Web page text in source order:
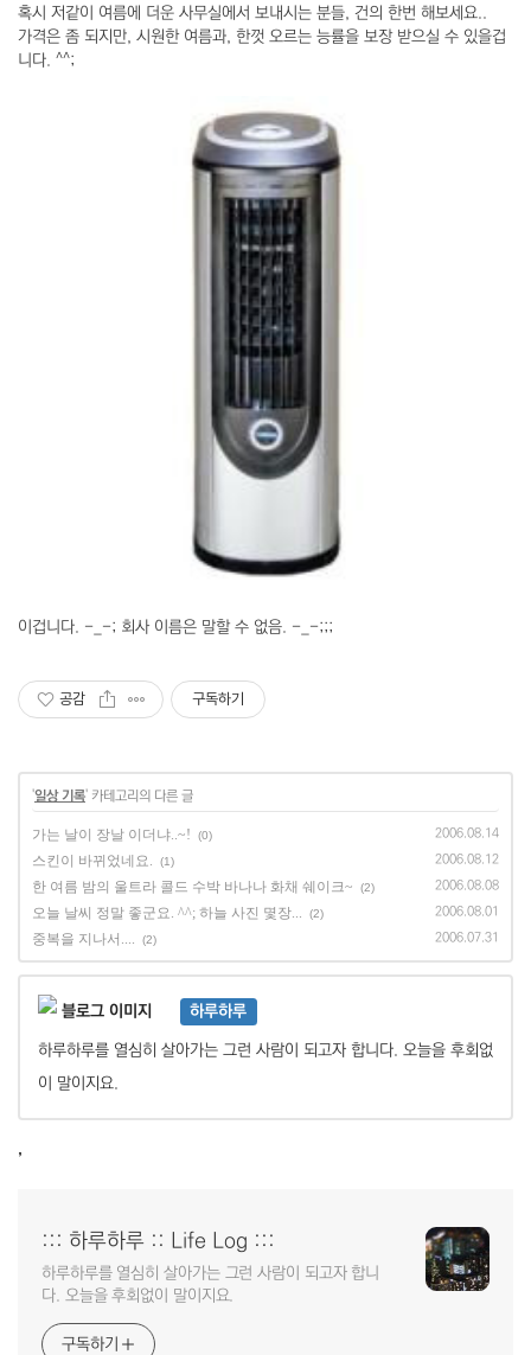
혹시 저같이 여름에 더운 사무실에서 보내시는 분들, 건의 한번 해보세요..
가격은 좀 되지만, 시원한 여름과, 한껏 오르는 능률을 보장 받으실 수 있을겁
니다. ^^;
이겁니다. -_-; 회사 이름은 말할 수 없음. -_-;;;
공감 구독하기
'일상 기록' 카테고리의 다른 글
가는 날이 장날 이더냐..~! (0) 2006.08.14
스킨이 바뀌었네요. (1) 2006.08.12
한 여름 밤의 울트라 콜드 수박 바나나 화채 쉐이크~ (2) 2006.08.08
오늘 날씨 정말 좋군요. ^^; 하늘 사진 몇장... (2) 2006.08.01
중복을 지나서.... (2) 2006.07.31
하루하루
하루하루를 열심히 살아가는 그런 사람이 되고자 합니다. 오늘을 후회없
이 말이지요.
,
::: 하루하루 :: Life Log :::
하루하루를 열심히 살아가는 그런 사람이 되고자 합니
다. 오늘을 후회없이 말이지요.
구독하기